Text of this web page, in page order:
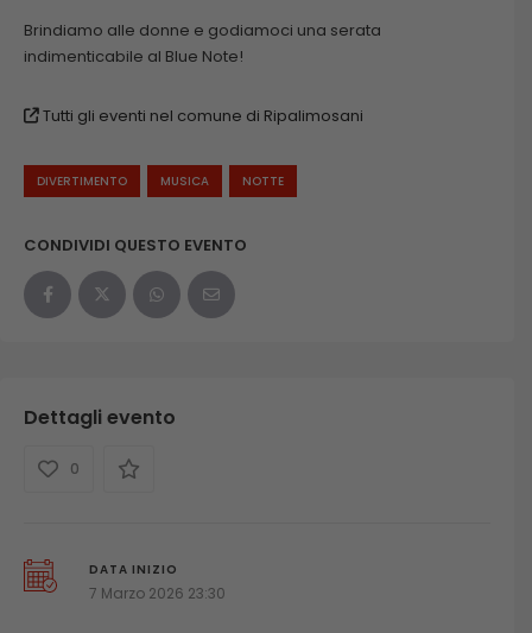
Brindiamo alle donne e godiamoci una serata
indimenticabile al Blue Note!
Tutti gli eventi nel comune di Ripalimosani
DIVERTIMENTO MUSICA NOTTE
CONDIVIDI QUESTO EVENTO
Dettagli evento
0
DATA INIZIO
7 Marzo 2026 23:30